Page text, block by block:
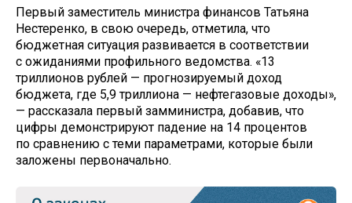
Первый заместитель министра финансов Татьяна
Нестеренко, в свою очередь, отметила, что
бюджетная ситуация развивается в соответствии
с ожиданиями профильного ведомства. «13
триллионов рублей — прогнозируемый доход
бюджета, где 5,9 триллиона — нефтегазовые доходы»,
— рассказала первый замминистра, добавив, что
цифры демонстрируют падение на 14 процентов
по сравнению с теми параметрами, которые были
заложены первоначально.